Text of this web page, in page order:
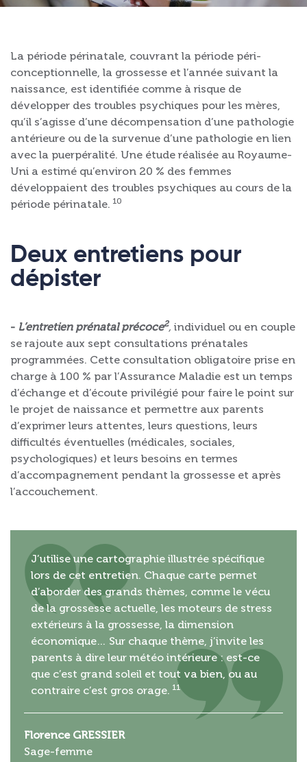
La période périnatale, couvrant la période péri-
conceptionnelle, la grossesse et l’année suivant la
naissance, est identifiée comme à risque de
développer des troubles psychiques pour les mères,
qu’il s’agisse d’une décompensation d’une pathologie
antérieure ou de la survenue d’une pathologie en lien
avec la puerpéralité. Une étude réalisée au Royaume-
Uni a estimé qu’environ 20 % des femmes
développaient des troubles psychiques au cours de la
période périnatale. 10
Deux entretiens pour
dépister
- L’entretien prénatal précoce2, individuel ou en couple
se rajoute aux sept consultations prénatales
programmées. Cette consultation obligatoire prise en
charge à 100 % par l’Assurance Maladie est un temps
d’échange et d’écoute privilégié pour faire le point sur
le projet de naissance et permettre aux parents
d’exprimer leurs attentes, leurs questions, leurs
difficultés éventuelles (médicales, sociales,
psychologiques) et leurs besoins en termes
d’accompagnement pendant la grossesse et après
l’accouchement.
J’utilise une cartographie illustrée spécifique
lors de cet entretien. Chaque carte permet
d’aborder des grands thèmes, comme le vécu
de la grossesse actuelle, les moteurs de stress
extérieurs à la grossesse, la dimension
économique… Sur chaque thème, j’invite les
parents à dire leur météo intérieure : est-ce
que c’est grand soleil et tout va bien, ou au
contraire c’est gros orage. 11
Florence GRESSIER
Sage-femme